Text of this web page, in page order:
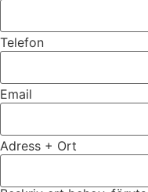
Telefon
Email
Adress + Ort